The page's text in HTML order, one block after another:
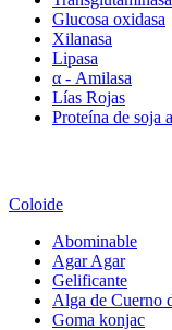
Glucosa oxidasa
Xilanasa
Lipasa
α - Amilasa
Lías Rojas
Proteína de soja
Coloide
Abominable
Agar Agar
Gelificante
Alga de Cuerno
Goma konjac